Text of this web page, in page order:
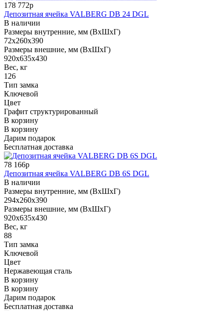
178 772р
Депозитная ячейка VALBERG DB 24 DGL
В наличии
Размеры внутренние, мм (ВхШхГ)
72x260x390
Размеры внешние, мм (ВхШхГ)
920x635x430
Вес, кг
126
Тип замка
Ключевой
Цвет
Графит структурированный
В корзину
В корзину
Дарим подарок
Бесплатная доставка
78 166р
Депозитная ячейка VALBERG DB 6S DGL
В наличии
Размеры внутренние, мм (ВхШхГ)
294x260x390
Размеры внешние, мм (ВхШхГ)
920x635x430
Вес, кг
88
Тип замка
Ключевой
Цвет
Нержавеющая сталь
В корзину
В корзину
Дарим подарок
Бесплатная доставка